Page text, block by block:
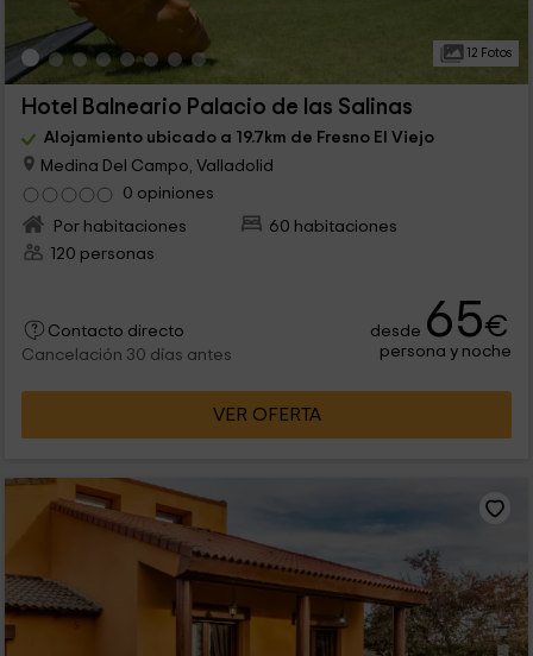
12 Fotos
Hotel Balneario Palacio de las Salinas
Alojamiento ubicado a 19.7km de Fresno El Viejo
Medina Del Campo, Valladolid
0 opiniones
Por habitaciones
60 habitaciones
120 personas
Contacto directo
Cancelación 30 días antes
desde 65€
persona y noche
VER OFERTA